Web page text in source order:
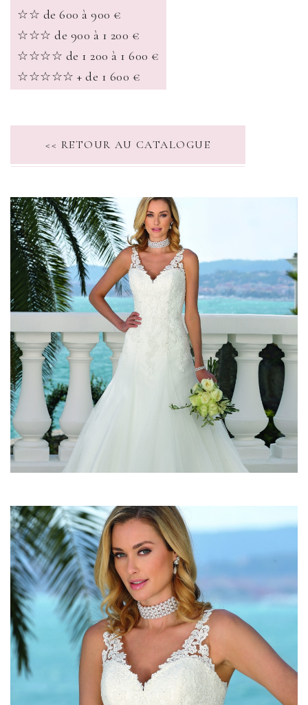
☆☆ de 600 à 900 €
☆☆☆ de 900 à 1 200 €
☆☆☆☆ de 1 200 à 1 600 €
☆☆☆☆☆ + de 1 600 €
<< RETOUR AU CATALOGUE